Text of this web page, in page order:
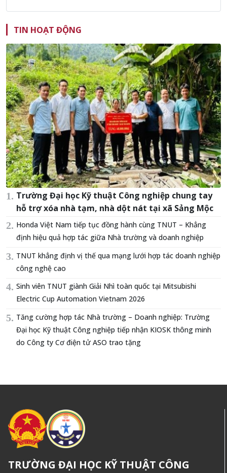
TIN HOẠT ĐỘNG
Trường Đại học Kỹ thuật Công nghiệp chung tay
hỗ trợ xóa nhà tạm, nhà dột nát tại xã Sảng Mộc
Honda Việt Nam tiếp tục đồng hành cùng TNUT – Khẳng
định hiệu quả hợp tác giữa Nhà trường và doanh nghiệp
TNUT khẳng định vị thế qua mạng lưới hợp tác doanh nghiệp
công nghệ cao
Sinh viên TNUT giành Giải Nhì toàn quốc tại Mitsubishi
Electric Cup Automation Vietnam 2026
Tăng cường hợp tác Nhà trường – Doanh nghiệp: Trường
Đại học Kỹ thuật Công nghiệp tiếp nhận KIOSK thông minh
do Công ty Cơ điện tử ASO trao tặng
TRƯỜNG ĐẠI HỌC KỸ THUẬT CÔNG